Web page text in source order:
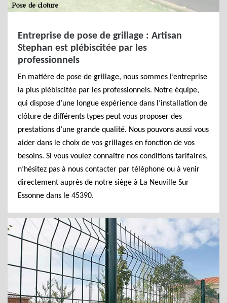
Entreprise de pose de grillage : Artisan
Stephan est plébiscitée par les
professionnels
En matière de pose de grillage, nous sommes l’entreprise
la plus plébiscitée par les professionnels. Notre équipe,
qui dispose d’une longue expérience dans l’installation de
clôture de différents types peut vous proposer des
prestations d’une grande qualité. Nous pouvons aussi vous
aider dans le choix de vos grillages en fonction de vos
besoins. Si vous voulez connaître nos conditions tarifaires,
n’hésitez pas à nous contacter par téléphone ou à venir
directement auprès de notre siège à La Neuville Sur
Essonne dans le 45390.